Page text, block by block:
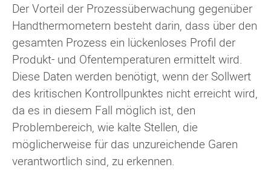
Der Vorteil der Prozessüberwachung gegenüber
Handthermometern besteht darin, dass über den
gesamten Prozess ein lückenloses Profil der
Produkt- und Ofentemperaturen ermittelt wird.
Diese Daten werden benötigt, wenn der Sollwert
des kritischen Kontrollpunktes nicht erreicht wird,
da es in diesem Fall möglich ist, den
Problembereich, wie kalte Stellen, die
möglicherweise für das unzureichende Garen
verantwortlich sind, zu erkennen.